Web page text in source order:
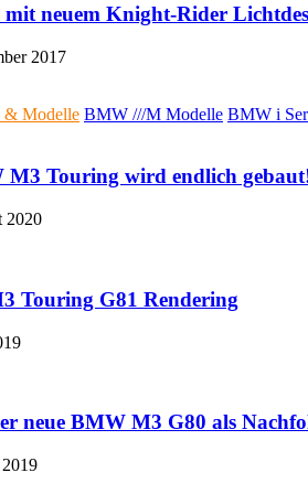
neuem Knight-Rider
2017
Modelle BMW ///M Modelle BMW i
M3 Touring wird endlich
2020
Touring G81 Rendering
neue BMW M3 G80 als
2019